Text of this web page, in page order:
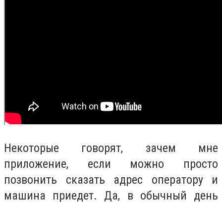
Некоторые говорят, зачем мне
приложение, если можно просто
позвонить сказать адрес оператору и
машина приедет. Да, в обычный день